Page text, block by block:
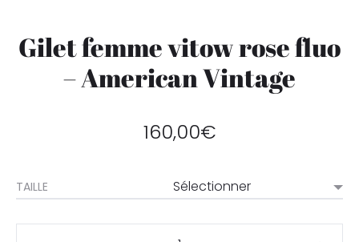
Gilet femme vitow rose fluo
– American Vintage
160,00€
TAILLE